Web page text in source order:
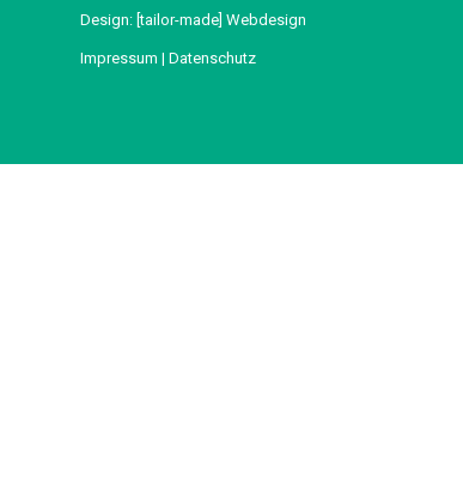
Design: [tailor-made] Webdesign
Impressum | Datenschutz